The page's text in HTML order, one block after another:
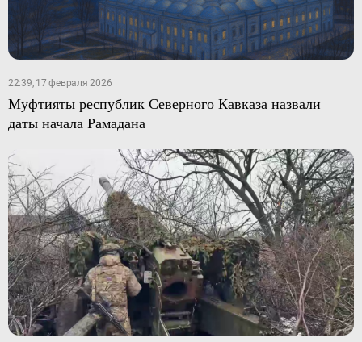
22:39, 17 февраля 2026
Муфтияты республик Северного Кавказа назвали
даты начала Рамадана